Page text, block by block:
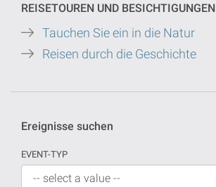
REISETOUREN UND BESICHTIGUNGEN
Tauchen Sie ein in die Natur
Reisen durch die Geschichte
Ereignisse suchen
EVENT-TYP